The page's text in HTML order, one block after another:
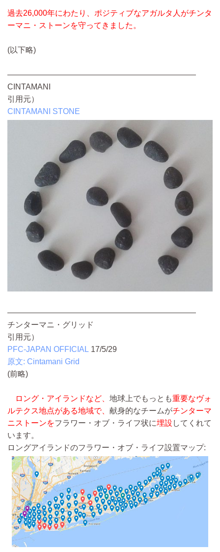
過去26,000年にわたり、ポジティブなアガルタ人がチンタ
ーマニ・ストーンを守ってきました。
(以下略)
————————————————————————
CINTAMANI
引用元）
CINTAMANI STONE
————————————————————————
チンターマニ・グリッド
引用元）
PFC-JAPAN OFFICIAL 17/5/29
原文: Cintamani Grid
(前略)
ロング・アイランドなど、 地球上でもっとも重要なヴォ
ルテクス地点がある地域で、 献身的なチームがチンターマ
ニストーンをフラワー・オブ・ライフ状に埋設 してくれて
います。
ロングアイランドのフラワー・オブ・ライフ設置マップ: